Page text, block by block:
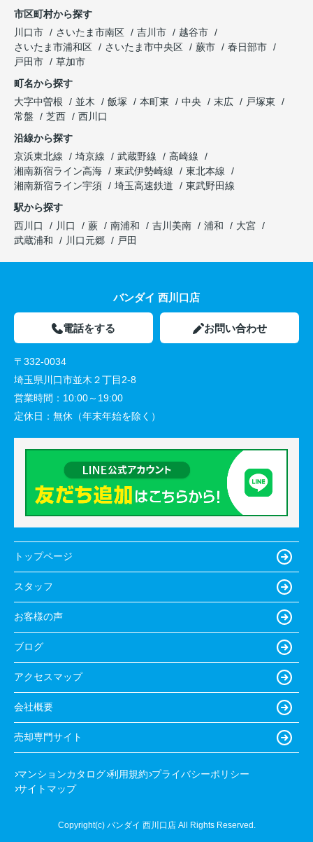
市区町村から探す
川口市
さいたま市南区 吉川市
越谷市
さいたま市浦和区
さいたま市中央区 蕨市
春日部市
戸田市
草加市
町名から探す
大字中曽根
並木 飯塚 本町東 中央 末広
戸塚東
常盤
芝西
西川口
沿線から探す
京浜東北線
埼京線 武蔵野線
高崎線
湘南新宿ライン高海
東武伊勢崎線
東北本線
湘南新宿ライン宇須
埼玉高速鉄道
東武野田線
駅から探す
西川口
川口 蕨 南浦和 吉川美南 浦和
大宮
武蔵浦和
川口元郷 戸田
バンダイ 西川口店
電話をする お問い合わせ
〒332-0034
埼玉県川口市並木２丁目2-8
営業時間： 10:00～19:00
定休日： 無休（年末年始を除く）
トップページ
スタッフ
お客様の声
ブログ
アクセスマップ
会社概要
売却専門サイト
マンションカタログ 利用規約 プライバシーポリシー
サイトマップ
Copyright(c) バンダイ 西川口店 All Rights Reserved.